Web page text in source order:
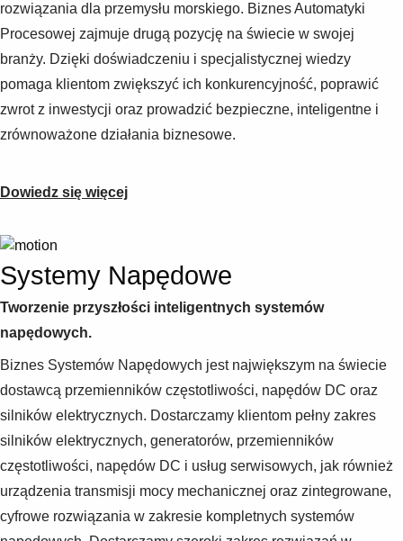
rozwiązania dla przemysłu morskiego. Biznes Automatyki
Procesowej zajmuje drugą pozycję na świecie w swojej
branży. Dzięki doświadczeniu i specjalistycznej wiedzy
pomaga klientom zwiększyć ich konkurencyjność, poprawić
zwrot z inwestycji oraz prowadzić bezpieczne, inteligentne i
zrównoważone działania biznesowe.
Dowiedz się więcej
Systemy Napędowe
Tworzenie przyszłości inteligentnych systemów
napędowych.
Biznes Systemów Napędowych jest największym na świecie
dostawcą przemienników częstotliwości, napędów DC oraz
silników elektrycznych. Dostarczamy klientom pełny zakres
silników elektrycznych, generatorów, przemienników
częstotliwości, napędów DC i usług serwisowych, jak również
urządzenia transmisji mocy mechanicznej oraz zintegrowane,
cyfrowe rozwiązania w zakresie kompletnych systemów